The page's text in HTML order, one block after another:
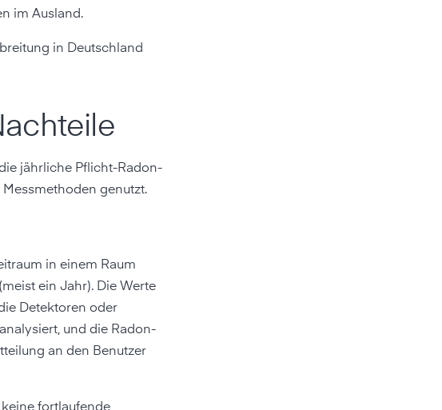
im Ausland.
in Deutschland
jährliche Pflicht-Radon-
genutzt.
in einem Raum
ein Jahr). Die Werte
Detektoren oder
und die Radon-
an den Benutzer